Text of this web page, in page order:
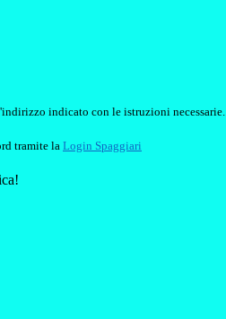
indicato con le istruzioni necessarie.
tramite la Login Spaggiari